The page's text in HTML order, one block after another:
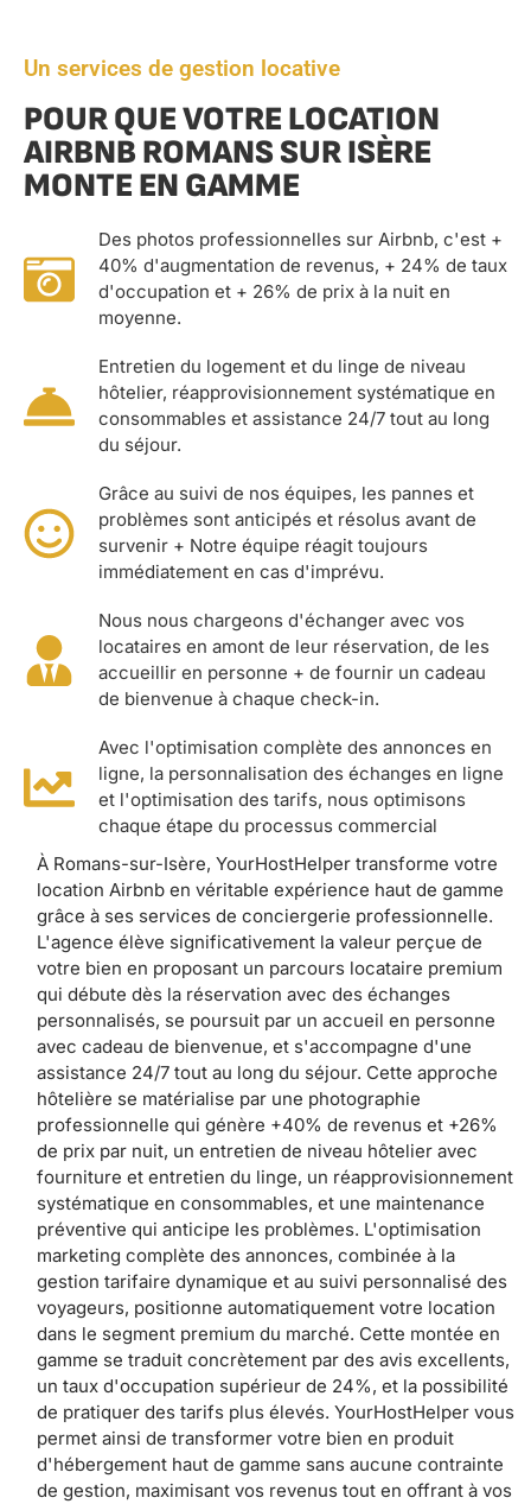
Un services de gestion locative
POUR QUE VOTRE LOCATION
AIRBNB ROMANS SUR ISÈRE
MONTE EN GAMME
Des photos professionnelles sur Airbnb, c'est +
40% d'augmentation de revenus, + 24% de taux
d'occupation et + 26% de prix à la nuit en
moyenne.
Entretien du logement et du linge de niveau
hôtelier, réapprovisionnement systématique en
consommables et assistance 24/7 tout au long
du séjour.
Grâce au suivi de nos équipes, les pannes et
problèmes sont anticipés et résolus avant de
survenir + Notre équipe réagit toujours
immédiatement en cas d'imprévu.
Nous nous chargeons d'échanger avec vos
locataires en amont de leur réservation, de les
accueillir en personne + de fournir un cadeau
de bienvenue à chaque check-in.
Avec l'optimisation complète des annonces en
ligne, la personnalisation des échanges en ligne
et l'optimisation des tarifs, nous optimisons
chaque étape du processus commercial
À Romans-sur-Isère, YourHostHelper transforme votre
location Airbnb en véritable expérience haut de gamme
grâce à ses services de conciergerie professionnelle.
L'agence élève significativement la valeur perçue de
votre bien en proposant un parcours locataire premium
qui débute dès la réservation avec des échanges
personnalisés, se poursuit par un accueil en personne
avec cadeau de bienvenue, et s'accompagne d'une
assistance 24/7 tout au long du séjour. Cette approche
hôtelière se matérialise par une photographie
professionnelle qui génère +40% de revenus et +26%
de prix par nuit, un entretien de niveau hôtelier avec
fourniture et entretien du linge, un réapprovisionnement
systématique en consommables, et une maintenance
préventive qui anticipe les problèmes. L'optimisation
marketing complète des annonces, combinée à la
gestion tarifaire dynamique et au suivi personnalisé des
voyageurs, positionne automatiquement votre location
dans le segment premium du marché. Cette montée en
gamme se traduit concrètement par des avis excellents,
un taux d'occupation supérieur de 24%, et la possibilité
de pratiquer des tarifs plus élevés. YourHostHelper vous
permet ainsi de transformer votre bien en produit
d'hébergement haut de gamme sans aucune contrainte
de gestion, maximisant vos revenus tout en offrant à vos